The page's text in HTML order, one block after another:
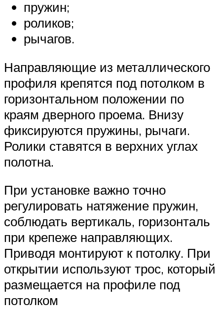
пружин;
роликов;
рычагов.
Направляющие из металлического
профиля крепятся под потолком в
горизонтальном положении по
краям дверного проема. Внизу
фиксируются пружины, рычаги.
Ролики ставятся в верхних углах
полотна.
При установке важно точно
регулировать натяжение пружин,
соблюдать вертикаль, горизонталь
при крепеже направляющих.
Приводя монтируют к потолку. При
открытии используют трос, который
размещается на профиле под
потолком